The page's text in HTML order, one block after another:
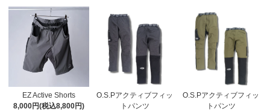
EZ Active Shorts
8,000円(税込8,800円)
O.S.Pアクティブフィッ
トパンツ
O.S.Pアクティブフィッ
トパンツ